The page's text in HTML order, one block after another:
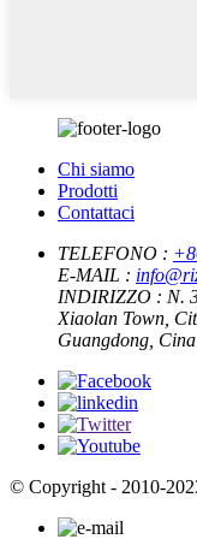
Chi siamo
Prodotti
Contattaci
TELEFONO :
E-MAIL :
INDIRIZZO : N.
Xiaolan Town,
Guangdong, Cina
© Copyright - 2010-